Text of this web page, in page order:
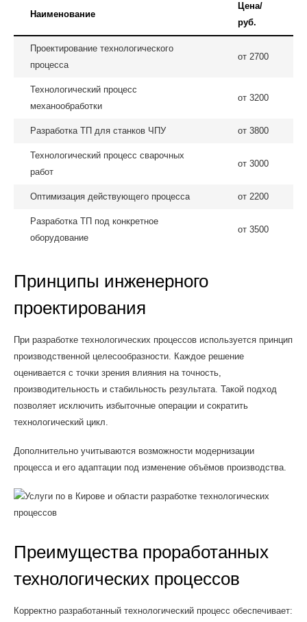
Наименование
Цена/
руб.
Проектирование технологического
процесса
от 2700
Технологический процесс
механообработки
от 3200
Разработка ТП для станков ЧПУ от 3800
Технологический процесс сварочных
работ
от 3000
Оптимизация действующего процесса от 2200
Разработка ТП под конкретное
оборудование
от 3500
Принципы инженерного
проектирования
При разработке технологических процессов используется принцип
производственной целесообразности. Каждое решение
оценивается с точки зрения влияния на точность,
производительность и стабильность результата. Такой подход
позволяет исключить избыточные операции и сократить
технологический цикл.
Дополнительно учитываются возможности модернизации
процесса и его адаптации под изменение объёмов производства.
Преимущества проработанных
технологических процессов
Корректно разработанный технологический процесс обеспечивает: